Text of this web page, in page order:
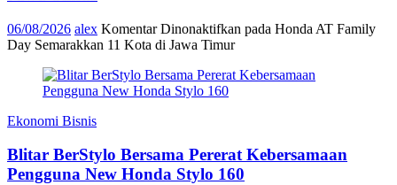
06/08/2026 alex Komentar Dinonaktifkan pada Honda AT Family
Day Semarakkan 11 Kota di Jawa Timur
Ekonomi Bisnis
Blitar BerStylo Bersama Pererat Kebersamaan
Pengguna New Honda Stylo 160